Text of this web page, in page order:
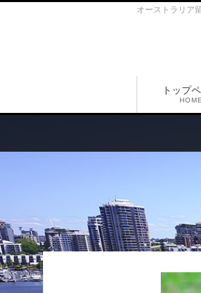
オーストラリア
トップ
HOME